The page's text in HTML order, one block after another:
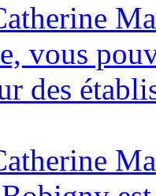
vous
des